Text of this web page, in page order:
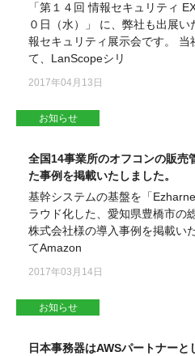
「第１４回 情報セキュリティ
０日（水）」 に、弊社も出展
報セキュリティ展示会です。
て、LanScopeシリ
2017年04月13日
お知らせ
全国14事業所のオフコンの販売
た事例を掲載いたしました。
基幹システムの基盤を「
ラウド化した、愛知県豊橋市の
株式会社様の導入事例を掲載い
てAmazon
2017年03月14日
お知らせ
日本事務器はAWSパートナー